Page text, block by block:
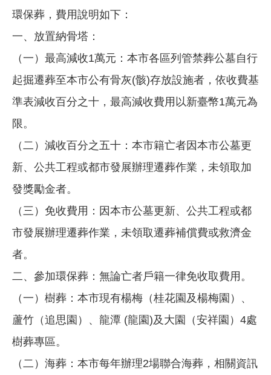
環保葬，費用說明如下：
一、放置納骨塔：
（一）最高減收1萬元：本市各區列管禁葬公墓自行
起掘遷葬至本市公有骨灰(骸)存放設施者，依收費基
準表減收百分之十，最高減收費用以新臺幣1萬元為
限。
（二）減收百分之五十：本市籍亡者因本市公墓更
新、公共工程或都市發展辦理遷葬作業，未領取加
發獎勵金者。
（三）免收費用：因本市公墓更新、公共工程或都
市發展辦理遷葬作業，未領取遷葬補償費或救濟金
者。
二、參加環保葬：無論亡者戶籍一律免收取費用。
（一）樹葬：本市現有楊梅（桂花園及楊梅園）、
蘆竹（追思園）、龍潭 (龍園)及大園（安祥園）4處
樹葬專區。
（二）海葬：本市每年辦理2場聯合海葬，相關資訊